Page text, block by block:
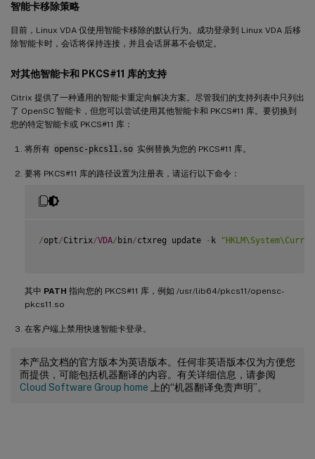
智能卡移除策略
目前，Linux VDA 仅使用智能卡移除的默认行为。成功登录到 Linux VDA 后移
除智能卡时，会话将保持连接，并且会话屏幕不会锁定。
对其他智能卡和 PKCS#11 库的支持
Citrix 提供了一种通用的智能卡重定向解决方案。尽管我们的支持列表中只列出
了 OpenSC 智能卡，但您可以尝试使用其他智能卡和 PKCS#11 库。要切换到
您的特定智能卡或 PKCS#11 库：
将所有 opensc-pkcs11.so 实例替换为您的 PKCS#11 库。
要将 PKCS#11 库的路径设置为注册表，请运行以下命令：
/opt/Citrix/VDA/ bin/ctxreg update - k
其中 PATH 指向您的 PKCS#11 库，例如 /usr/lib64/pkcs11/opensc-
pkcs11.so
在客户端上禁用快速智能卡登录。
本产品文档的官方版本为英语版本。任何非英语版本仅为方便您
而提供，可能包括机器翻译的内容。有关详细信息，请参阅
Cloud Software Group home 上的“机器翻译免责声明”。